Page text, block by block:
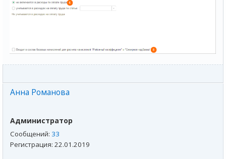
Анна Романова
Администратор
Сообщений: 33
Регистрация: 22.01.2019